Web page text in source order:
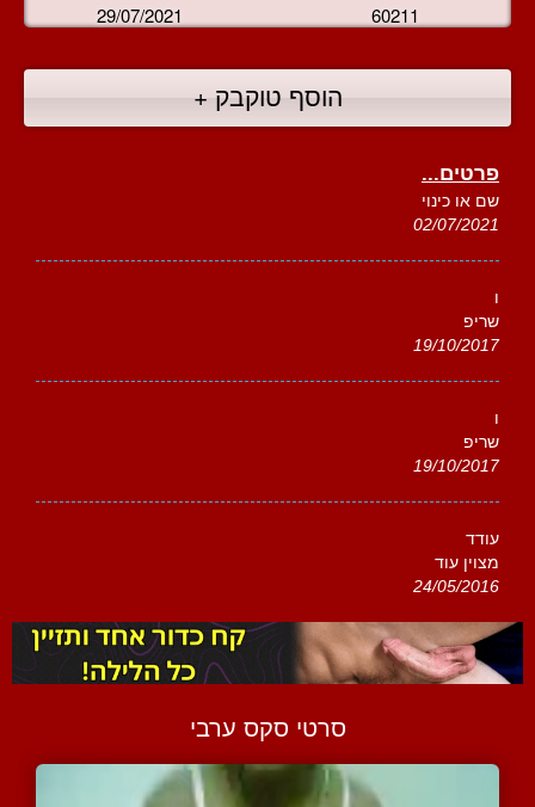
29/07/2021 60211
הוסף טוקבק +
פרטים...
שם או כינוי
02/07/2021
ו
שריפ
19/10/2017
ו
שריפ
19/10/2017
עודד
מצוין עוד
24/05/2016
סרטי סקס ערבי